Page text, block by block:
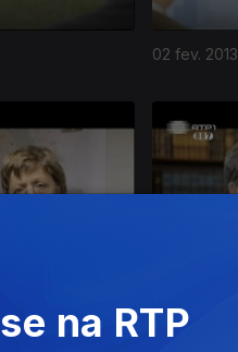
02 fev. 2013
na RTP